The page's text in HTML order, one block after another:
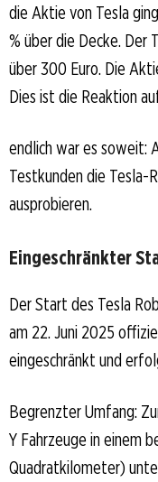
die Aktie von Tesla
% über die Decke. Der
über 300 Euro. Die
Dies ist die Reaktion
endlich war es soweit:
Testkunden die Tesla-
ausprobieren.
Eingeschränkter
Der Start des Tesla
am 22. Juni 2025
eingeschränkt und
Begrenzter Umfang:
Y Fahrzeuge in einem
Quadratkilometer)